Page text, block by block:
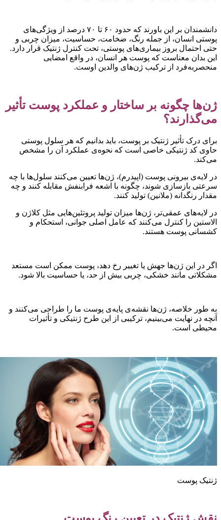
دانشمندان بر این باورند که حدود ۶۰ تا ۷۰ درصد از ویژگی‌های
انسان، از جمله رنگ، ضخامت، حساسیت، میزان چربی و
احتمال بروز بیماری‌های پوستی، تحت کنترل ژنتیک قرار دارد.
بدان معناست که پوست هر انسان، در واقع امضایی
از ترکیب ژن‌های والدین اوست.
چگونه بر ساختار و عملکرد پوست تأثیر
درک تأثیر ژنتیک بر پوست، باید بدانیم که هر سلول پوستی
کد ژنتیکی خاصی است که نحوه‌ی عملکرد آن را مشخص
لایه‌ی بیرونی پوست (اپیدرم)، ژن‌ها تعیین می‌کنند سلول‌ها با چه
بازسازی شوند، چگونه با اشعه فرابنفش مقابله کنند و چه
رنگدانه (ملانین) تولید کنند.
لایه‌های عمقی‌تر، ژن‌ها میزان تولید پروتئین‌هایی مثل کلاژن و
را کنترل می‌کنند که عامل اصلی جوانی، استحکام و
پوست هستند.
در این ژن‌ها جهش یا تغییر رخ دهد، پوست ممکن است مستعد
مانند خشکی، چربی بیش از حد، یا حساسیت بالا شود.
طور خلاصه، ژن‌ها نقشه‌ی پایه‌ی پوست ما را طراحی می‌کنند و
در نهایت می‌بینیم، ترکیبی از این طرح ژنتیکی و تأثیرات
است.
پوست